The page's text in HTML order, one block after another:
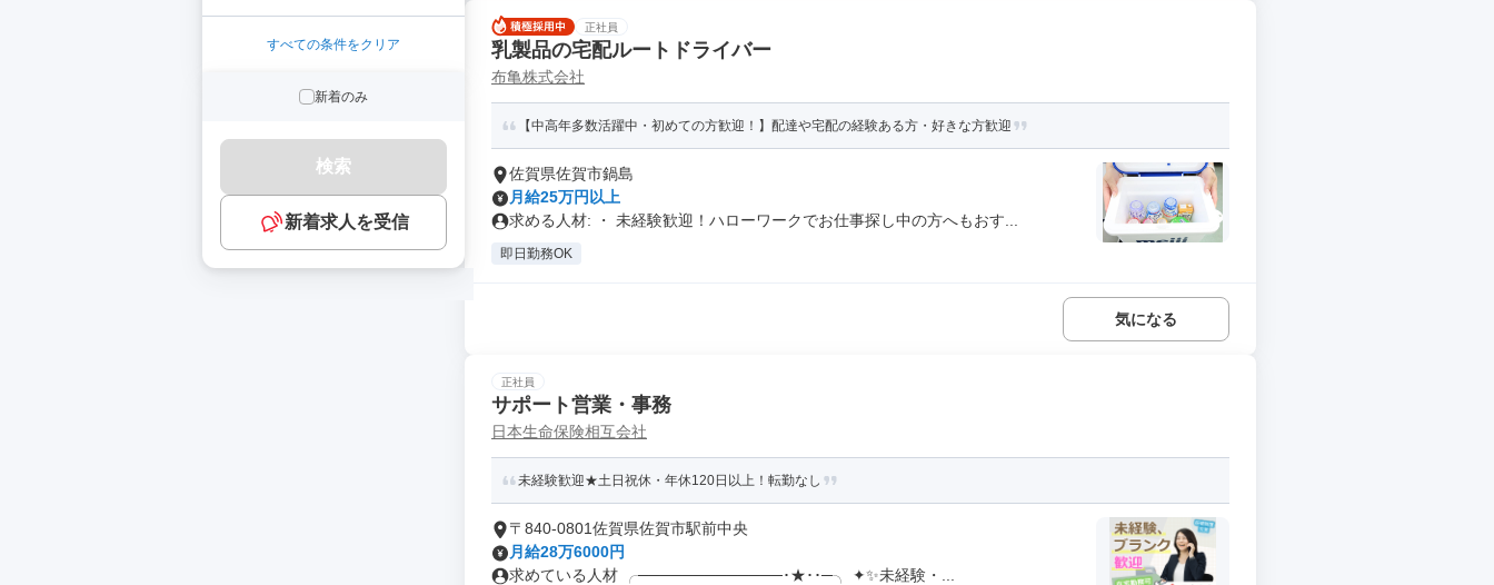
すべての条件をクリア
新着のみ
検索
新着求人を受信
正社員
乳製品の宅配ルートドライバー
布亀株式会社
【中高年多数活躍中・初めての方歓迎！】配達や宅配の経験ある方・好きな方歓迎
佐賀県佐賀市鍋島
月給25万円以上
求める人材: ・ 未経験歓迎！ハローワークでお仕事探し中の方へもおす...
即日勤務OK
気になる
正社員
サポート営業・事務
日本生命保険相互会社
未経験歓迎★土日祝休・年休120日以上！転勤なし
〒840-0801佐賀県佐賀市駅前中央
月給28万6000円
求めている人材 ╭─────────────･★･･─╮ ✦✨未経験・...